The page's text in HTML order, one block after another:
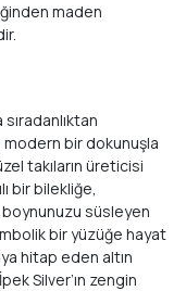
maden
modern bir dokunuşla
takıların üreticisi
bir bilekliğe,
süsleyen
bir yüzüğe hayat
hitap eden altın
Silver’ın zengin